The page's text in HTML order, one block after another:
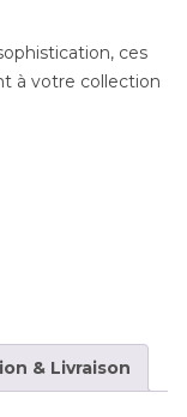
ces
à votre collection
& Livraison